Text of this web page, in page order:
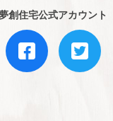
創住宅公式アカウント